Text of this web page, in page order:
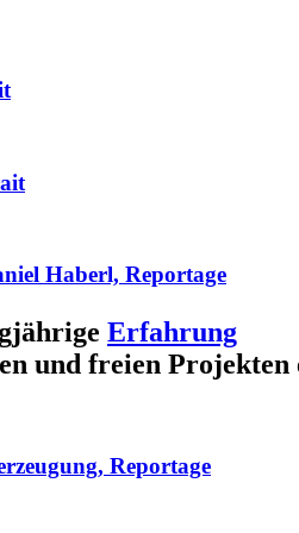
Haberl, Reportage
Erfahrung
und freien Projekten
Reportage